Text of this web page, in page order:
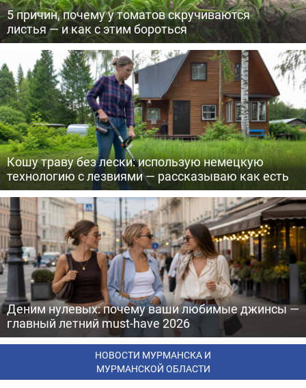
5 причин, почему у томатов скручиваются
листья — и как с этим бороться
Кошу траву без лески: использую немецкую
технологию с лезвиями — рассказываю как есть
Деним нулевых: почему ваши любимые джинсы —
главный летний must-have 2026
НОВОСТИ МУРМАНСКА И
МУРМАНСКОЙ ОБЛАСТИ